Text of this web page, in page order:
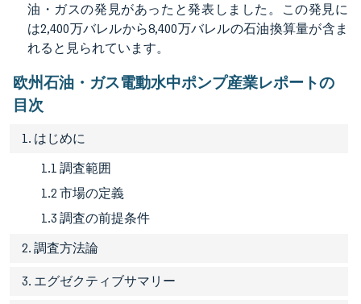
油・ガスの発見があったと発表しました。この発見に
は2,400万バレルから8,400万バレルの石油換算量が含ま
れると見られています。
欧州石油・ガス電動水中ポンプ産業レポートの
目次
1. はじめに
1.1 調査範囲
1.2 市場の定義
1.3 調査の前提条件
2. 調査方法論
3. エグゼクティブサマリー